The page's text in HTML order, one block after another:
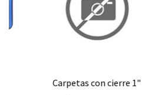
Agregar Detalle
carpetas con cierre 1"